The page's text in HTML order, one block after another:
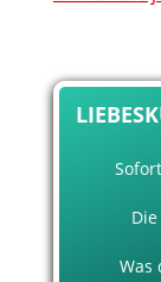
Was